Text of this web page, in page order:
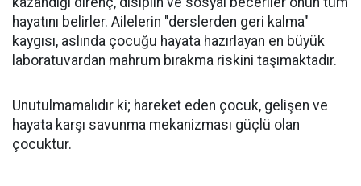
hayatını belirler. Ailelerin "derslerden geri kalma"
kaygısı, aslında çocuğu hayata hazırlayan en büyük
laboratuvardan mahrum bırakma riskini taşımaktadır.
​Unutulmamalıdır ki; hareket eden çocuk, gelişen ve
hayata karşı savunma mekanizması güçlü olan
çocuktur.